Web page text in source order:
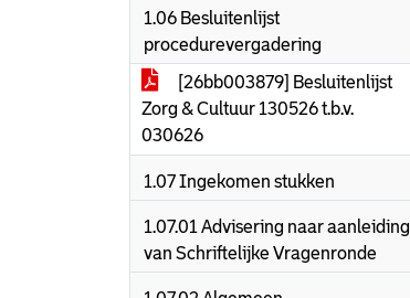
1.06 Besluitenlijst
procedurevergadering
[26bb003879] Besluitenlijst
Zorg & Cultuur 130526 t.b.v.
030626
1.07 Ingekomen stukken
1.07.01 Advisering naar aanleiding
van Schriftelijke Vragenronde